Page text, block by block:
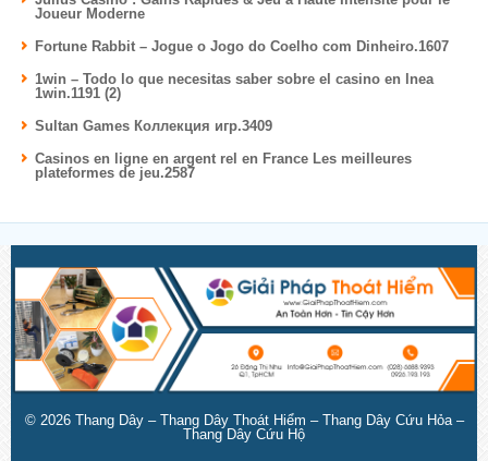
Joueur Moderne
Fortune Rabbit – Jogue o Jogo do Coelho com Dinheiro.1607
1win – Todo lo que necesitas saber sobre el casino en lnea
1win.1191 (2)
Sultan Games Коллекция игр.3409
Casinos en ligne en argent rel en France Les meilleures
plateformes de jeu.2587
© 2026 Thang Dây – Thang Dây Thoát Hiểm – Thang Dây Cứu Hỏa –
Thang Dây Cứu Hộ